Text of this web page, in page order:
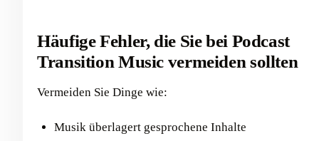
Häufige Fehler, die Sie bei Podcast
Transition Music vermeiden sollten
Vermeiden Sie Dinge wie:
Musik überlagert gesprochene Inhalte